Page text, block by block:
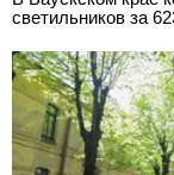
светильников за